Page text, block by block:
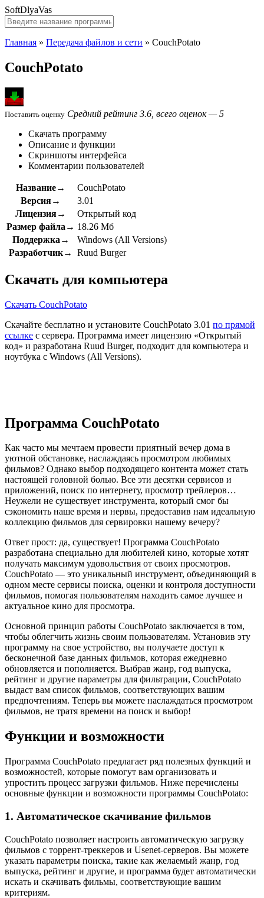
SoftDlyaVas
Главная » Передача файлов и сети » CouchPotato
CouchPotato
Поставить оценку Средний рейтинг 3.6, всего оценок — 5
Скачать программу
Описание и функции
Скриншоты интерфейса
Комментарии пользователей
Название→
CouchPotato
Версия→
3.01
Лицензия→
Открытый код
Размер файла→ 18.26 Мб
Поддержка→
Windows (All Versions)
Разработчик→
Ruud Burger
Скачать для компьютера
Скачать CouchPotato
Скачайте бесплатно и установите CouchPotato 3.01 по прямой
ссылке с сервера. Программа имеет лицензию «Открытый
код» и разработана Ruud Burger, подходит для компьютера и
ноутбука с Windows (All Versions).
Программа CouchPotato
Как часто мы мечтаем провести приятный вечер дома в
уютной обстановке, наслаждаясь просмотром любимых
фильмов? Однако выбор подходящего контента может стать
настоящей головной болью. Все эти десятки сервисов и
приложений, поиск по интернету, просмотр трейлеров…
Неужели не существует инструмента, который смог бы
сэкономить наше время и нервы, предоставив нам идеальную
коллекцию фильмов для сервировки нашему вечеру?
Ответ прост: да, существует! Программа CouchPotato
разработана специально для любителей кино, которые хотят
получать максимум удовольствия от своих просмотров.
CouchPotato — это уникальный инструмент, объединяющий в
одном месте сервисы поиска, оценки и контроля доступности
фильмов, помогая пользователям находить самое лучшее и
актуальное кино для просмотра.
Основной принцип работы CouchPotato заключается в том,
чтобы облегчить жизнь своим пользователям. Установив эту
программу на свое устройство, вы получаете доступ к
бесконечной базе данных фильмов, которая ежедневно
обновляется и пополняется. Выбрав жанр, год выпуска,
рейтинг и другие параметры для фильтрации, CouchPotato
выдаст вам список фильмов, соответствующих вашим
предпочтениям. Теперь вы можете наслаждаться просмотром
фильмов, не тратя времени на поиск и выбор!
Функции и возможности
Программа CouchPotato предлагает ряд полезных функций и
возможностей, которые помогут вам организовать и
упростить процесс загрузки фильмов. Ниже перечислены
основные функции и возможности программы CouchPotato:
1. Автоматическое скачивание фильмов
CouchPotato позволяет настроить автоматическую загрузку
фильмов с торрент-треккеров и Usenet-серверов. Вы можете
указать параметры поиска, такие как желаемый жанр, год
выпуска, рейтинг и другие, и программа будет автоматически
искать и скачивать фильмы, соответствующие вашим
критериям.